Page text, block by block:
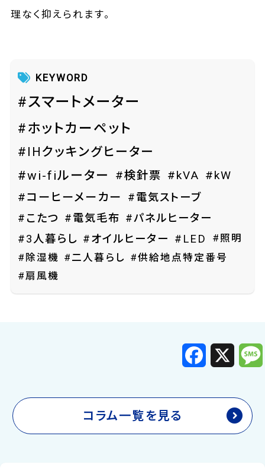
理なく抑えられます。
KEYWORD
#スマートメーター
#ホットカーペット
#IHクッキングヒーター
#wi-fiルーター
#検針票 #kVA #kW
#コーヒーメーカー
#電気ストーブ
#こたつ
#電気毛布 #パネルヒーター
#3人暮らし #オイルヒーター #LED
#照明
#除湿機 #二人暮らし #供給地点特定番号
#扇風機
F
c
o
X
コラム一覧を見る